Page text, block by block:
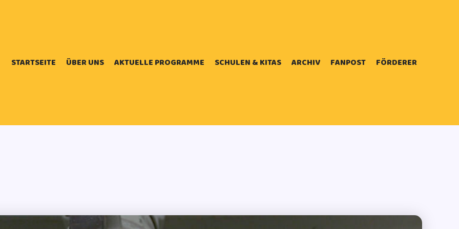
STARTSEITE ÜBER UNS AKTUELLE PROGRAMME SCHULEN & KITAS ARCHIV FANPOST FÖRDERER